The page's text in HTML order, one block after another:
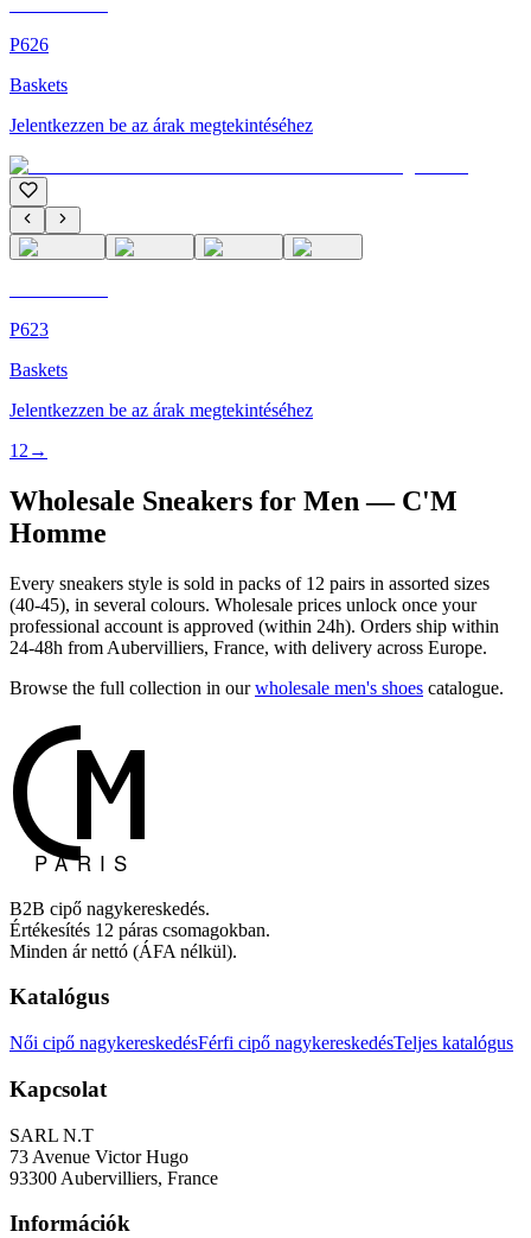
P626
Baskets
Jelentkezzen be az árak megtekintéséhez
P623
Baskets
Jelentkezzen be az árak megtekintéséhez
1 2 →
Wholesale Sneakers for Men — C'M
Homme
Every sneakers style is sold in packs of 12 pairs in assorted sizes
(40-45), in several colours. Wholesale prices unlock once your
professional account is approved (within 24h). Orders ship within
24-48h from Aubervilliers, France, with delivery across Europe.
Browse the full collection in our wholesale men's shoes catalogue.
B2B cipő nagykereskedés.
Értékesítés 12 páras csomagokban.
Minden ár nettó (ÁFA nélkül).
Katalógus
Női cipő nagykereskedésFérfi cipő nagykereskedésTeljes katalógus
Kapcsolat
SARL N.T
73 Avenue Victor Hugo
93300 Aubervilliers, France
Információk